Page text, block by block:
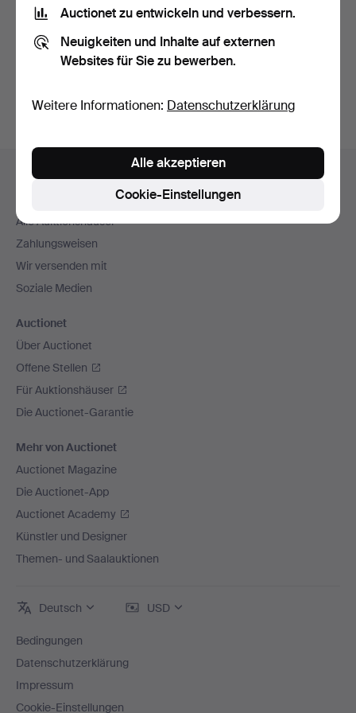
Datenschutzerklärungzur Kenntnis genommen habe.
Konto erstellen
Navigation
Hilfe und Kontakt
Kontakt mit dem Support aufnehmen
Alle Auktionshäuser
Zahlungsweisen
Wir versenden mit
Soziale Medien
Auctionet
Über Auctionet
Offene Stellen
Für Auktionshäuser
Die Auctionet-Garantie
Mehr von Auctionet
Auctionet Magazine
Die Auctionet-App
Auctionet Academy
Künstler und Designer
Themen- und Saalauktionen
Deutsch USD
Bedingungen
Datenschutzerklärung
Impressum
Cookie-Einstellungen
Auctionet zu entwickeln und verbessern.
Neuigkeiten und Inhalte auf externen
Websites für Sie zu bewerben.
Weitere Informationen: Datenschutzerklärung
Cookie-Einstellungen
Alle akzeptieren